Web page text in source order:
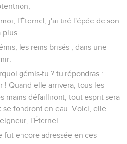
l'Éternel, j'ai tiré l'épée de son
les reins brisés ; dans une
gémis-tu ? tu répondras :
! Quand elle arrivera, tous les
mains défailliront, tout esprit sera
se fondront en eau. Voici, elle
l'Éternel.
fut encore adressée en ces